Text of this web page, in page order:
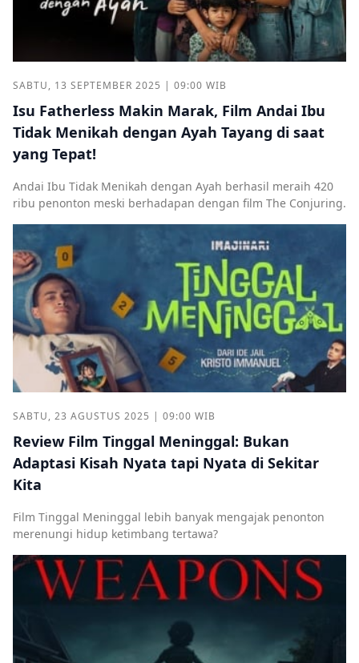
SABTU, 13 SEPTEMBER 2025 | 09:00 WIB
Isu Fatherless Makin Marak, Film Andai Ibu
Tidak Menikah dengan Ayah Tayang di saat
yang Tepat!
Andai Ibu Tidak Menikah dengan Ayah berhasil meraih 420
ribu penonton meski berhadapan dengan film The Conjuring.
SABTU, 23 AGUSTUS 2025 | 09:00 WIB
Review Film Tinggal Meninggal: Bukan
Adaptasi Kisah Nyata tapi Nyata di Sekitar
Kita
Film Tinggal Meninggal lebih banyak mengajak penonton
merenungi hidup ketimbang tertawa?